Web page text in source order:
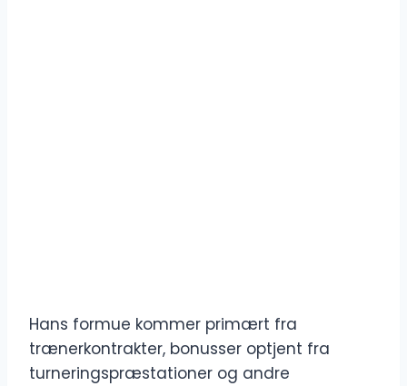
Hans formue kommer primært fra
trænerkontrakter, bonusser optjent fra
turneringspræstationer og andre